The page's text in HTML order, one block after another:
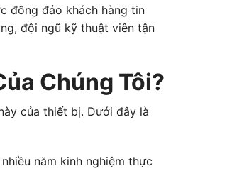
đông đảo khách hàng tin
đội ngũ kỹ thuật viên tận
Chúng Tôi?
của thiết bị. Dưới đây là
năm kinh nghiệm thực